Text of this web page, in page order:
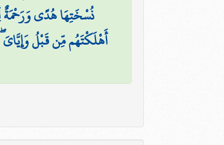
نُسْخَتِهَا هُدًى وَرَحْمَةٌ
أَهْلَكْتَهُم مِّن قَبْلُ وَإِيَّايَ